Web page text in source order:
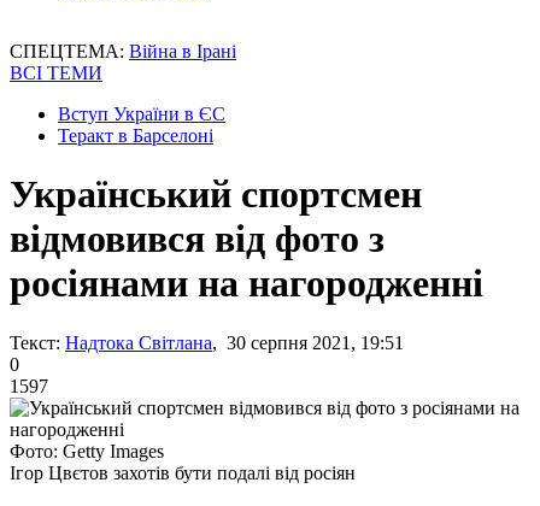
СПЕЦТЕМА: Війна в Ірані
ВСІ ТЕМИ
Вступ України в ЄС
Теракт в Барселоні
Український спортсмен
відмовився від фото з
росіянами на нагородженні
Текст: Надтока Світлана, 30 серпня 2021, 19:51
0
1597
Фото: Getty Images
Ігор Цвєтов захотів бути подалі від росіян